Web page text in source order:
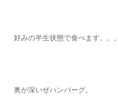
好みの半生状態で食べます。。。
奥が深いぜハンバーグ。